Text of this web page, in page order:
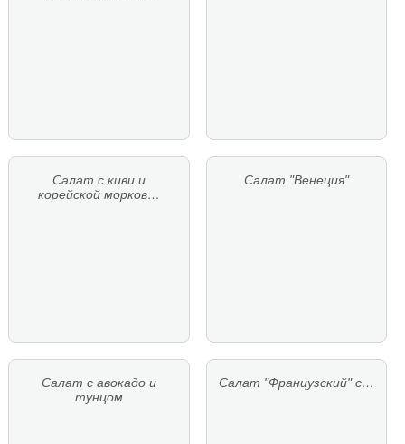
Салат с киви и
корейской морков…
Салат "Венеция"
Салат с авокадо и
тунцом
Салат "Французский" с…